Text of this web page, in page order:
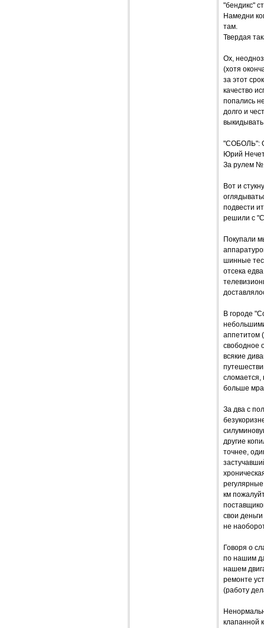
"бендикс"
Намедни
там.
Твердая
Ох,
(хотя
за этот
качество
попались
долго и
"СОБОЛЬ":
Юрий
За рулем
Вот и
подвести
решили с
Покупали
шинные
отсека
В городе
аппетитом
свободное
всякие
сломается,
больше
За два с
другие
точнее,
км
свои
не
Говоря о
по нашим
нашем
ремонте
(работу
клапанной